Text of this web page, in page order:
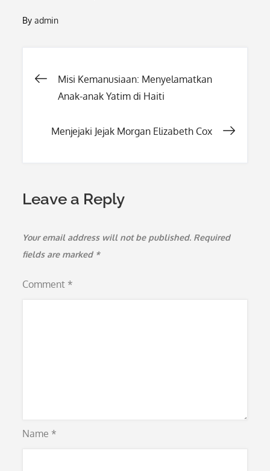
Byadmin
Post
Misi Kemanusiaan: Menyelamatkan
Anak-anak Yatim di Haiti
Menjejaki Jejak Morgan Elizabeth Cox
Leave a Reply
Your email address will not be published. Required
fields are marked *
Comment *
Name *